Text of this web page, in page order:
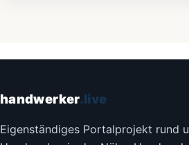
handwerker.live
Eigenständiges Portalprojekt rund